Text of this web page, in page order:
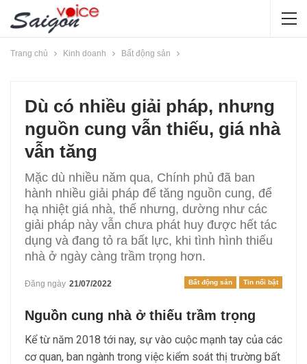
Trang chủ Kinh doanh Bất động sản
Dù có nhiều giải pháp, nhưng
nguồn cung vẫn thiếu, giá nhà
vẫn tăng
Mặc dù nhiều năm qua, Chính phủ đã ban
hành nhiều giải pháp để tăng nguồn cung, để
hạ nhiệt giá nhà, thế nhưng, dường như các
giải pháp này vẫn chưa phát huy được hết tác
dụng và đang tỏ ra bất lực, khi tình hình thiếu
nhà ở ngày càng trầm trọng hơn.
Bất động sản Tin nổi bật
Đăng ngày 21/07/2022
Nguồn cung nhà ở thiếu trầm trọng
Kể từ năm 2018 tới nay, sự vào cuộc mạnh tay của các
cơ quan, ban ngành trong việc kiểm soát thị trường bất